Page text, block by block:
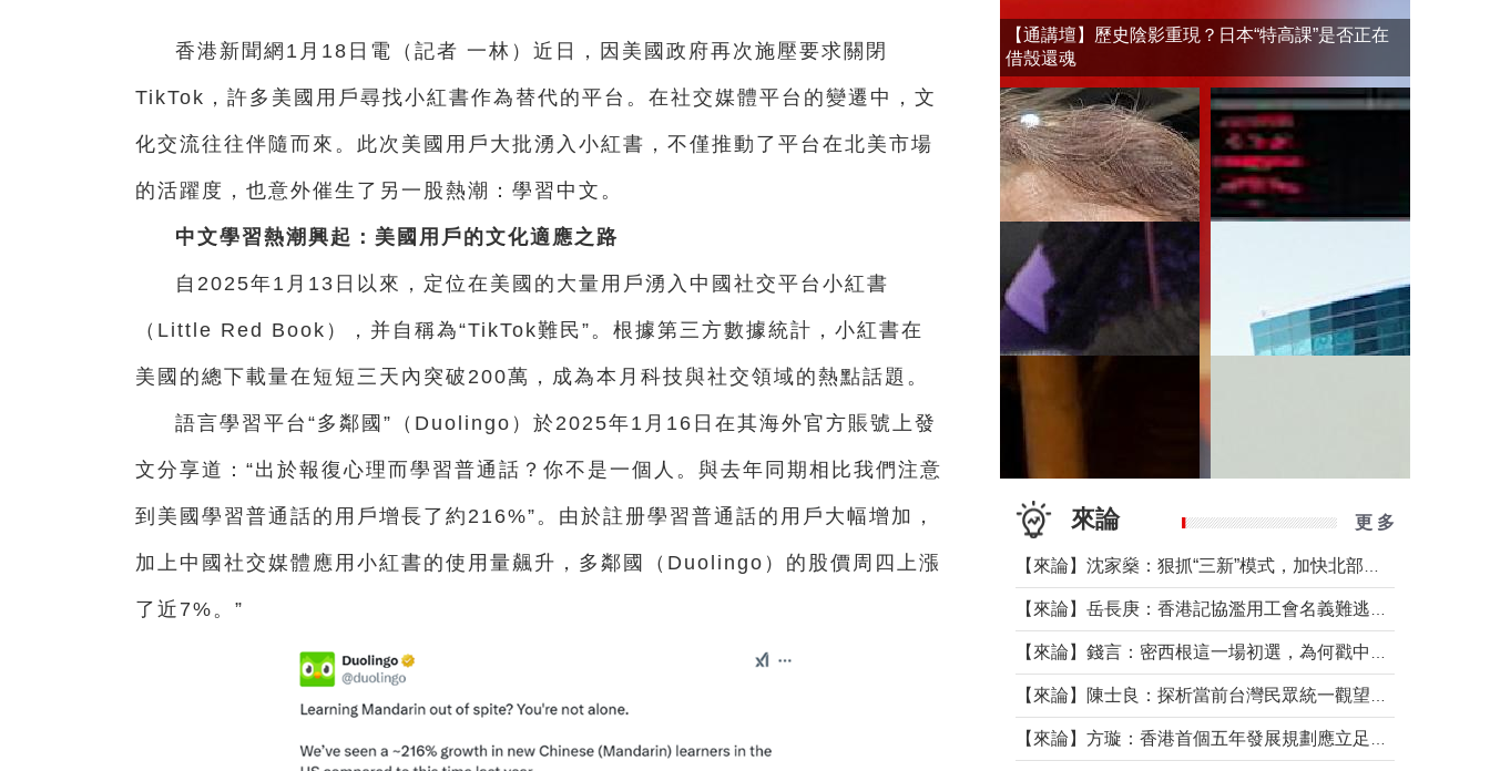
香港新聞網1月18日電（記者 一林）近日，因美國政府再次施壓要求關閉
TikTok，許多美國用戶尋找小紅書作為替代的平台。 在社交媒體平台的變遷中，文
化交流往往伴隨而來。此次美國用戶大批湧入小紅書，不僅推動了平台在北美市場
的活躍度，也意外催生了另一股熱潮：學習中文。
中文學習熱潮興起：美國用戶的文化適應之路
自2025年1月13日以來，定位在美國的大量用戶湧入中國社交平台小紅書
（Little Red Book），并自稱為“TikTok難民”。根據第三方數據統計，小紅書在
美國的總下載量在短短三天內突破200萬，成為本月科技與社交領域的熱點話題。
語言學習平台“多鄰國”（Duolingo）於2025年1月16日在其海外官方賬號上發
文分享道：“出於報復心理而學習普通話？你不是一個人。與去年同期相比我們注意
到美國學習普通話的用戶增長了約216%”。 由於註册學習普通話的用戶大幅增加，
加上中國社交媒體應用小紅書的使用量飆升，多鄰國（Duolingo）的股價周四上漲
了近7%。”
【通講壇】歷史陰影重現？日本“特高課”是否正在
借殼還魂
來論 更 多